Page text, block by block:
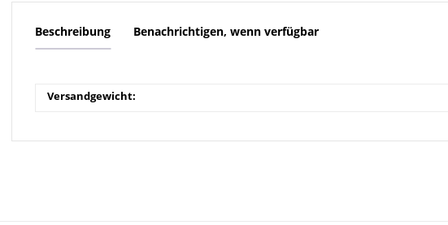
Beschreibung Benachrichtigen, wenn verfügbar
Versandgewicht: